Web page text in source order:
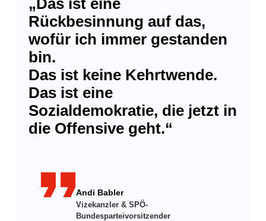
„Das ist eine
Rückbesinnung auf das,
wofür ich immer gestanden
bin.
Das ist keine Kehrtwende.
Das ist eine
Sozialdemokratie, die jetzt in
die Offensive geht.“
format_quoteAndi Babler
Vizekanzler & SPÖ-
Bundesparteivorsitzender